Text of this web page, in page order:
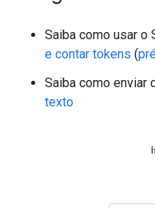
Saiba como usar o
e contar tokens (
Saiba como enviar
texto